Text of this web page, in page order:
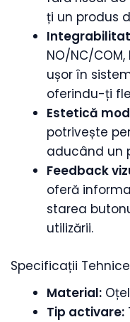
ți un produs
NO/NC/
ușor în
oferindu-ți
Estetică
potrivește
aducând un
Feedback
oferă
starea
utilizării.
Specificații Tehnice
Material:
Tip activare: